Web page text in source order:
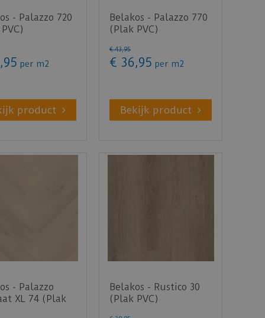
- Palazzo 720
95 per m2
product
Belakos - Palazzo 770
(Plak PVC)
€ 43,95
€ 36,95 per m2
Bekijk product
- Palazzo
XL 74 (Plak
Belakos - Rustico 30
(Plak PVC)